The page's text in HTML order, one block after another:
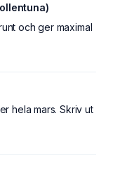
och ger maximal
hela mars. Skriv ut